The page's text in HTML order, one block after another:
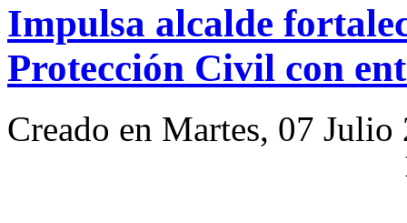
Impulsa alcalde
Protección Civil con
Creado en Martes, 07 Julio